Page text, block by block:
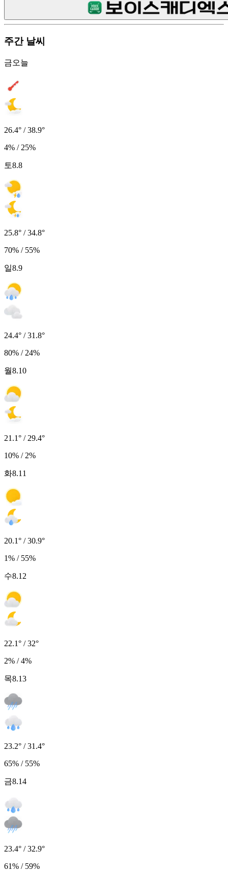
주간 날씨
금오늘
26.4° / 38.9°
4% / 25%
토8.8
25.8° / 34.8°
70% / 55%
일8.9
24.4° / 31.8°
80% / 24%
월8.10
21.1° / 29.4°
10% / 2%
화8.11
20.1° / 30.9°
1% / 55%
수8.12
22.1° / 32°
2% / 4%
목8.13
23.2° / 31.4°
65% / 55%
금8.14
23.4° / 32.9°
61% / 59%